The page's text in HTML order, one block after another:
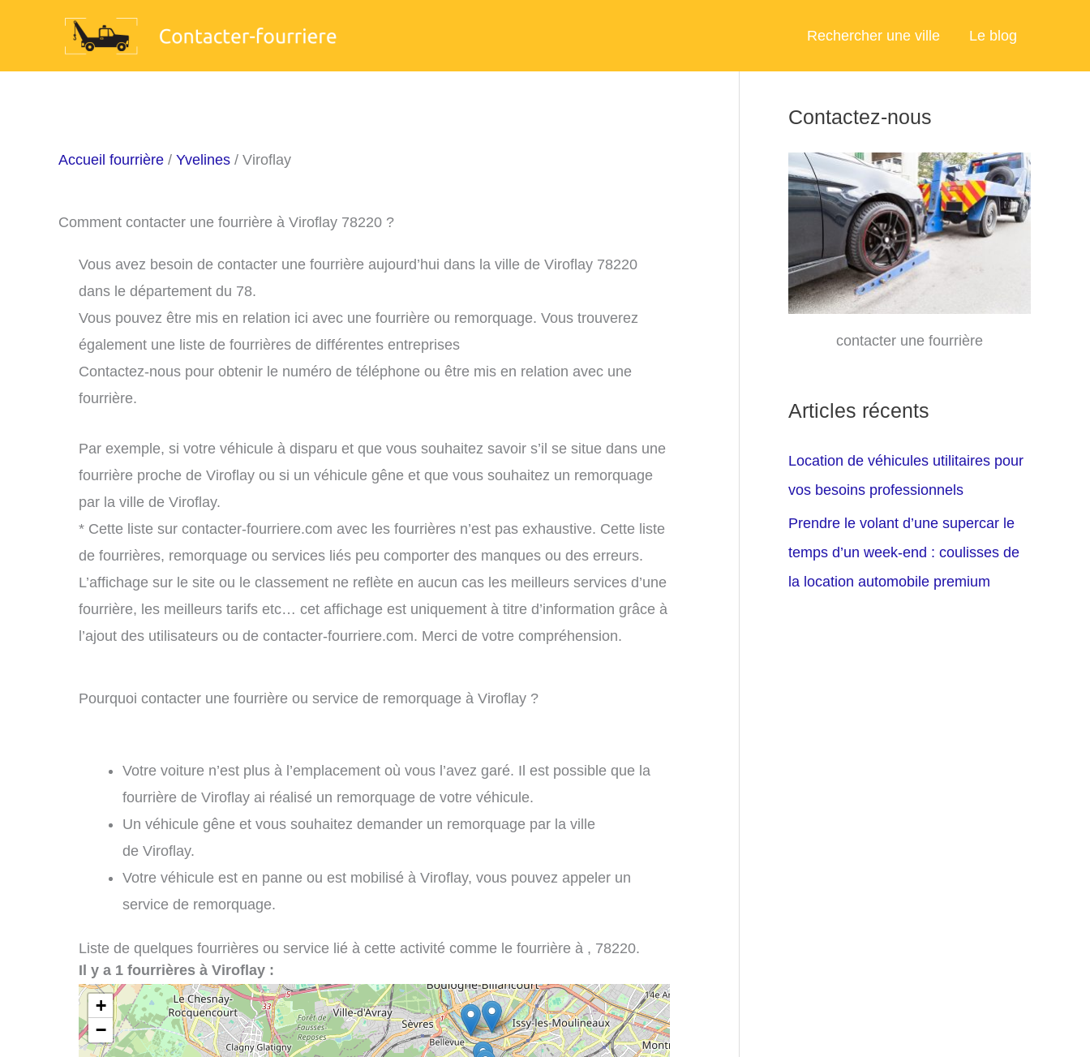
Rechercher une ville Le blog
Accueil fourrière / Yvelines / Viroflay
Comment contacter une fourrière à Viroflay 78220 ?
Vous avez besoin de contacter une fourrière aujourd’hui dans la ville de Viroflay 78220
dans le département du 78.
Vous pouvez être mis en relation ici avec une fourrière ou remorquage. Vous trouverez
également une liste de fourrières de différentes entreprises
Contactez-nous pour obtenir le numéro de téléphone ou être mis en relation avec une
fourrière.
Par exemple, si votre véhicule à disparu et que vous souhaitez savoir s’il se situe dans une
fourrière proche de Viroflay ou si un véhicule gêne et que vous souhaitez un remorquage
par la ville de Viroflay.
* Cette liste sur contacter-fourriere.com avec les fourrières n’est pas exhaustive. Cette liste
de fourrières, remorquage ou services liés peu comporter des manques ou des erreurs.
L’affichage sur le site ou le classement ne reflète en aucun cas les meilleurs services d’une
fourrière, les meilleurs tarifs etc… cet affichage est uniquement à titre d’information grâce à
l’ajout des utilisateurs ou de contacter-fourriere.com. Merci de votre compréhension.
Pourquoi contacter une fourrière ou service de remorquage à Viroflay ?
Votre voiture n’est plus à l’emplacement où vous l’avez garé. Il est possible que la
fourrière de Viroflay ai réalisé un remorquage de votre véhicule.
Un véhicule gêne et vous souhaitez demander un remorquage par la ville
de Viroflay.
Votre véhicule est en panne ou est mobilisé à Viroflay, vous pouvez appeler un
service de remorquage.
Liste de quelques fourrières ou service lié à cette activité comme le fourrière à , 78220.
Il y a 1 fourrières à Viroflay :
+
−
Contactez-nous
contacter une fourrière
Articles récents
Location de véhicules utilitaires pour
vos besoins professionnels
Prendre le volant d’une supercar le
temps d’un week-end : coulisses de
la location automobile premium